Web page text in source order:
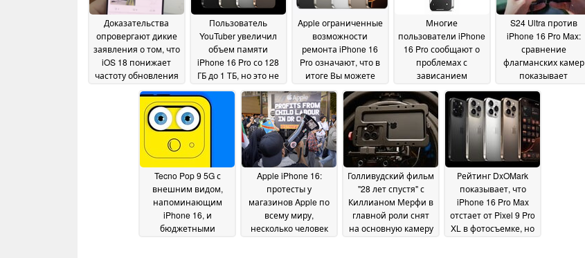
Доказательства
опровергают дикие
заявления о том, что
iOS 18 понижает
частоту обновления
26
September 2024
Пользователь
YouTuber увеличил
объем памяти
iPhone 16 Pro со 128
ГБ до 1 ТБ, но это не
стоит пробовать в
домашних условиях
24 September 2024
Apple ограниченные
возможности
ремонта iPhone 16
Pro означают, что в
итоге Вы можете
за крошечную
царапину
23 September
2024
Многие
пользователи iPhone
16 Pro сообщают о
проблемах с
зависанием
возможно,
связанных с
чувствительностью к
отклонению ладони
23 September 2024
S24 Ultra против
iPhone 16 Pro Max:
сравнение
флагманских камер
показывает
результаты
September 2024
Tecno Pop 9 5G с
внешним видом,
напоминающим
iPhone 16, и
бюджетными
Apple iPhone 16:
протесты у
магазинов Apple по
всему миру,
несколько человек
Голливудский фильм
"28 лет спустя" с
Киллианом Мерфи в
главной роли снят
на основную камеру
Рейтинг DxOMark
показывает, что
iPhone 16 Pro Max
отстает от Pixel 9 Pro
XL в фотосъемке, но